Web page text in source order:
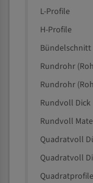
L-Profile
H-Profile
Bündelschnitt
Rundrohr
Rundrohr
Rundvoll Dick
Rundvoll
Quadratvoll
Quadratvoll
Quadratprofile